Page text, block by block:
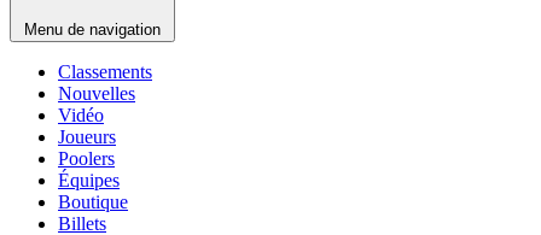
Menu de navigation
Classements
Nouvelles
Vidéo
Joueurs
Poolers
Équipes
Boutique
Billets